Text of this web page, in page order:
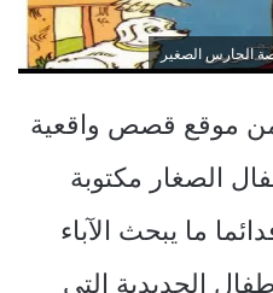
الحارس الصغير
من موقع قصص واقعية
الصغار مكتوبة
ما يبحث الآباء
الجديدية التي